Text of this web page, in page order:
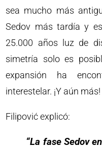
sea mucho más
Sedov más tardía y
25.000 años luz de
simetría solo es
expansión ha
interestelar. ¡Y aún más!
Filipović explicó:
“La fase Sedov